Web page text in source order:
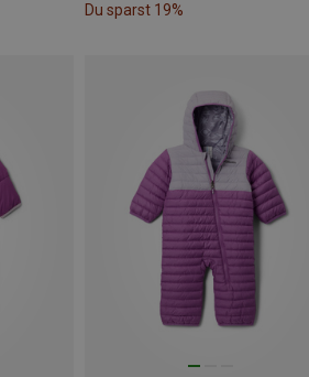
Du sparst 19%